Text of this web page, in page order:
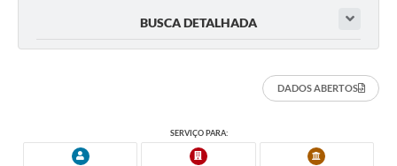
BUSCA DETALHADA
DADOS ABERTOS
SERVIÇO PARA: